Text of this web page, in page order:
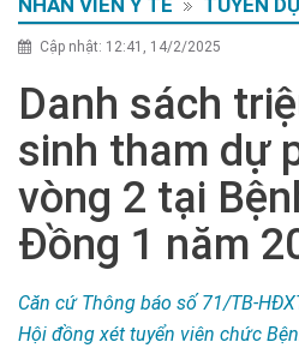
NHÂN VIÊN Y TẾ TUYỂN
Cập nhật: 12:41, 14/2/2025
Danh sách
sinh tham dự
vòng 2 tại
Đồng 1 năm
Căn cứ Thông báo số 71/TB-
Hội đồng xét tuyển viên chức